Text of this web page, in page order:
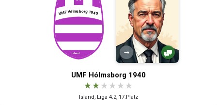
→
UMF Hólmsborg 1940
★★★ ★ ★ ★
Island, Liga 4.2, 17.Platz